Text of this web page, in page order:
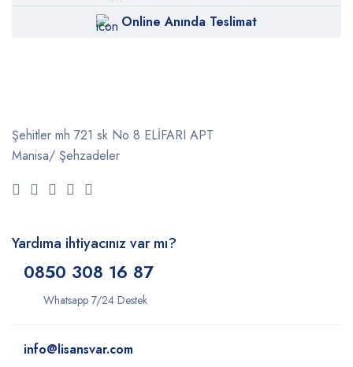
Online Anında Teslimat
Şehitler mh 721 sk No 8 ELİFARI APT
Manisa/ Şehzadeler
Yardıma ihtiyacınız var mı?
0850 308 16 87
Whatsapp 7/24 Destek
info@lisansvar.com